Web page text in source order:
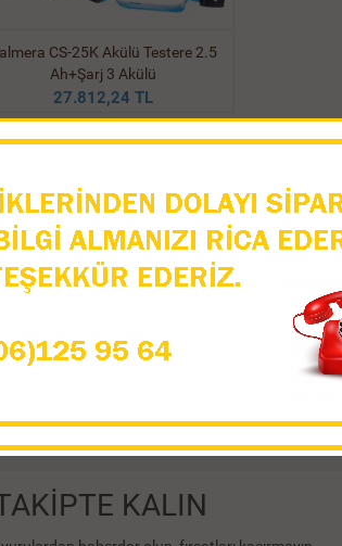
CS-25K Akülü Testere 2.5
Ah+Şarj 3 Akülü
27.812,24 TL
KALIN